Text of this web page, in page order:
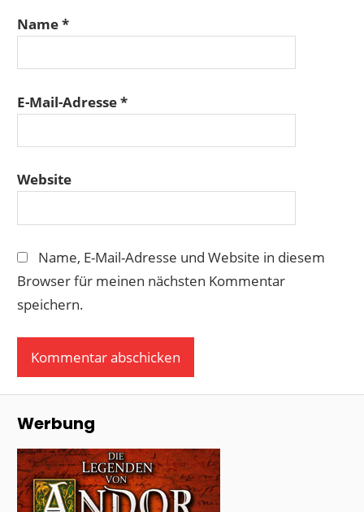
Name*
E-Mail-Adresse*
Website
Name, E-Mail-Adresse und Website in diesem
Browser für meinen nächsten Kommentar
speichern.
Werbung